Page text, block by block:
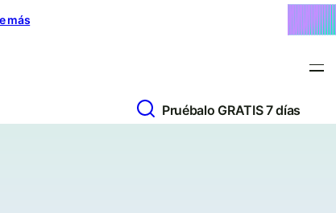
más
Pruébalo GRATIS 7 días